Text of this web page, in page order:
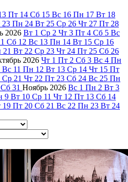
Пт 14 Сб 15 Вс 16 Пн 17 Вт 18
23 Пн 24 Вт 25 Ср 26 Чт 27 Пт 28
2026 Вт 1 Ср 2 Чт 3 Пт 4 Сб 5 Вс
Сб 12 Вс 13 Пн 14 Вт 15 Ср 16
21 Вт 22 Ср 23 Чт 24 Пт 25 Сб 26
2026 Чт 1 Пт 2 Сб 3 Вс 4 Пн
Вс 11 Пн 12 Вт 13 Ср 14 Чт 15 Пт
Ср 21 Чт 22 Пт 23 Сб 24 Вс 25 Пн
Сб 31 Ноябрь 2026 Вс 1 Пн 2 Вт 3
9 Вт 10 Ср 11 Чт 12 Пт 13 Сб 14
19 Пт 20 Сб 21 Вс 22 Пн 23 Вт 24